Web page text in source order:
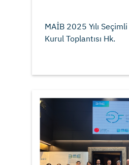
MAİB 2025 Yılı